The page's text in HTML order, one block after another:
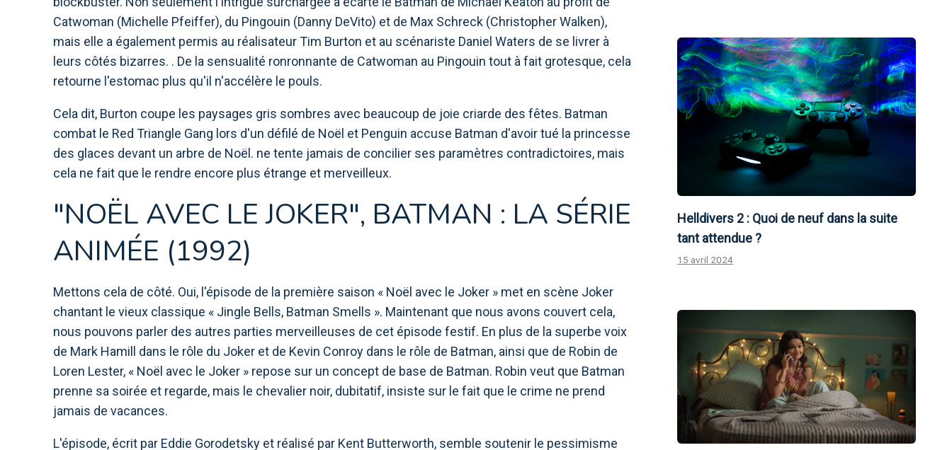
Catwoman (Michelle Pfeiffer), du Pingouin (Danny DeVito) et de Max Schreck (Christopher Walken),
mais elle a également permis au réalisateur Tim Burton et au scénariste Daniel Waters de se livrer à
leurs côtés bizarres. . De la sensualité ronronnante de Catwoman au Pingouin tout à fait grotesque, cela
retourne l'estomac plus qu'il n'accélère le pouls.
Cela dit, Burton coupe les paysages gris sombres avec beaucoup de joie criarde des fêtes. Batman
combat le Red Triangle Gang lors d'un défilé de Noël et Penguin accuse Batman d'avoir tué la princesse
des glaces devant un arbre de Noël. ne tente jamais de concilier ses paramètres contradictoires, mais
cela ne fait que le rendre encore plus étrange et merveilleux.
"NOËL AVEC LE JOKER", BATMAN : LA SÉRIE
ANIMÉE (1992)
Mettons cela de côté. Oui, l'épisode de la première saison « Noël avec le Joker » met en scène Joker
chantant le vieux classique « Jingle Bells, Batman Smells ». Maintenant que nous avons couvert cela,
nous pouvons parler des autres parties merveilleuses de cet épisode festif. En plus de la superbe voix
de Mark Hamill dans le rôle du Joker et de Kevin Conroy dans le rôle de Batman, ainsi que de Robin de
Loren Lester, « Noël avec le Joker » repose sur un concept de base de Batman. Robin veut que Batman
prenne sa soirée et regarde, mais le chevalier noir, dubitatif, insiste sur le fait que le crime ne prend
jamais de vacances.
L'épisode, écrit par Eddie Gorodetsky et réalisé par Kent Butterworth, semble soutenir le pessimisme
Helldivers 2 : Quoi de neuf dans la suite
tant attendue ?
15 avril 2024